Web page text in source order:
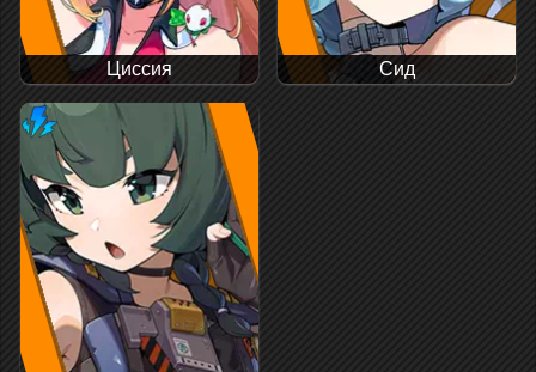
Циссия Сид